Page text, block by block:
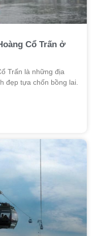
Cổ Trấn ở
Trấn là những địa
đẹp tựa chốn bồng lai.